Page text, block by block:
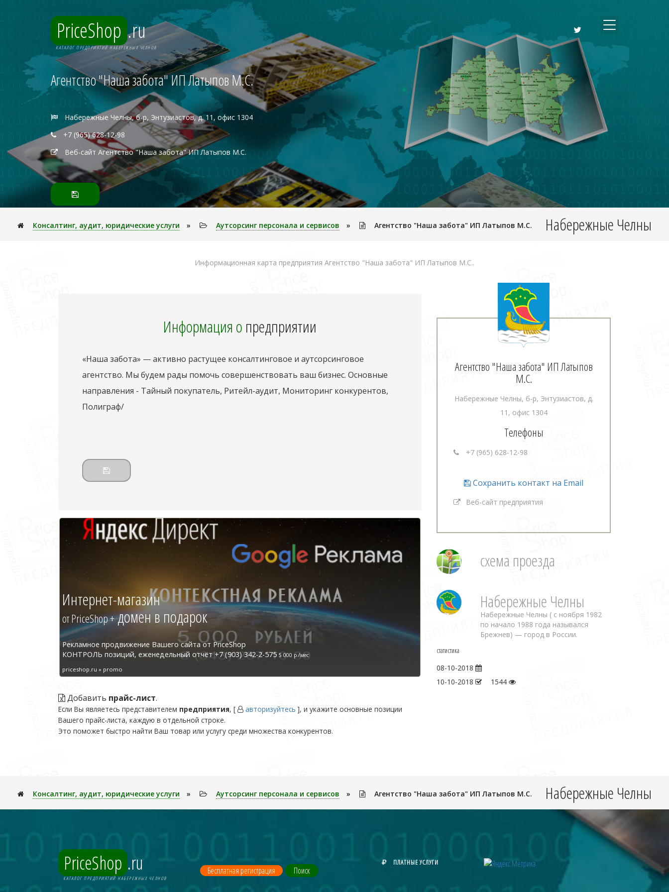
PriceShop .ru
КАТАЛОГ ПРЕДПРИЯТИЙ НАБЕРЕЖНЫХ ЧЕЛНОВ
Агентство "Наша забота" ИП Латыпов М.С.
Набережные Челны, б-р, Энтузиастов, д. 11, офис 1304
+7 (965) 628-12-98
Веб-сайт Агентство "Наша забота" ИП Латыпов М.С.
Консалтинг, аудит, юридические услуги » Аутсорсинг персонала и сервисов » Агентство "Наша забота" ИП Латыпов М.С. Набережные Челны
Информационная карта предприятия Агентство "Наша забота" ИП Латыпов М.С..
Информация о предприятии
«Наша забота» — активно растущее консалтинговое и аутсорсинговое
агентство. Мы будем рады помочь совершенствовать ваш бизнес. Основные
направления - Тайный покупатель, Ритейл-аудит, Мониторинг конкурентов,
Полиграф/
Интернет-магазин
от PriceShop +домен в подарок
Рекламное продвижение Вашего сайта от PriceShop
КОНТРОЛЬ позиций, еженедельный отчёт +7 (903) 342-2-575 5 000 р./мес
priceshop.ru » promo
Добавить прайс-лист.
Если Вы являетесь представителем предприятия, [ авторизуйтесь ], и укажите основные позиции
Вашего прайс-листа, каждую в отдельной строке.
Это поможет быстро найти Ваш товар или услугу среди множества конкурентов.
Агентство "Наша забота" ИП Латыпов
М.С.
Набережные Челны, б-р, Энтузиастов, д.
11, офис 1304
Телефоны
+7 (965) 628-12-98
Сохранить контакт на Email
Веб-сайт предприятия
схема проезда
Набережные Челны
Набережные Челны ( с ноября 1982
по начало 1988 года назывался
Брежнев) — город в России.
статистика
08-10-2018
10-10-2018
1544
Консалтинг, аудит, юридические услуги » Аутсорсинг персонала и сервисов » Агентство "Наша забота" ИП Латыпов М.С. Набережные Челны
PriceShop .ru
КАТАЛОГ ПРЕДПРИЯТИЙ НАБЕРЕЖНЫХ ЧЕЛНОВ
Бесплатная регистрация Поиск
ПЛАТНЫЕ УСЛУГИ